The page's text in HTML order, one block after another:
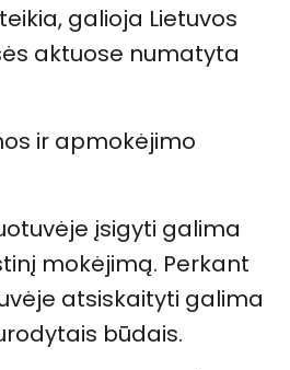
galioja Lietuvos
aktuose numatyta
ir apmokėjimo
įsigyti galima
mokėjimą. Perkant
atsiskaityti galima
būdais.